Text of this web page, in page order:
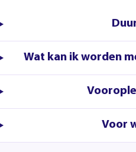
Wat kan ik worden
Voor